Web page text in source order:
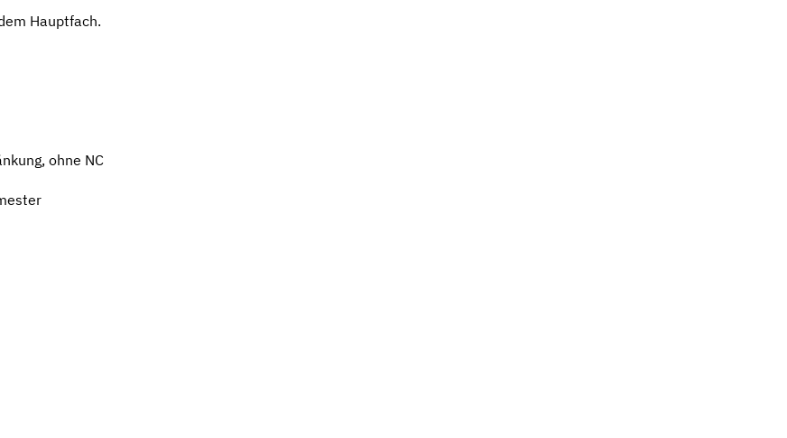
Hauptfach.
ohne NC